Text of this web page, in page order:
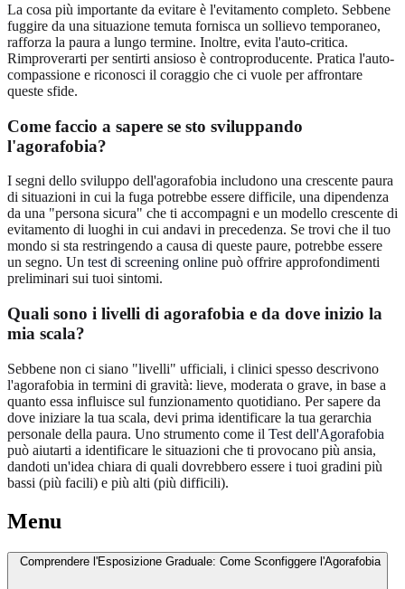
La cosa più importante da evitare è l'evitamento completo. Sebbene
fuggire da una situazione temuta fornisca un sollievo temporaneo,
rafforza la paura a lungo termine. Inoltre, evita l'auto-critica.
Rimproverarti per sentirti ansioso è controproducente. Pratica l'auto-
compassione e riconosci il coraggio che ci vuole per affrontare
queste sfide.
Come faccio a sapere se sto sviluppando
l'agorafobia?
I segni dello sviluppo dell'agorafobia includono una crescente paura
di situazioni in cui la fuga potrebbe essere difficile, una dipendenza
da una "persona sicura" che ti accompagni e un modello crescente di
evitamento di luoghi in cui andavi in precedenza. Se trovi che il tuo
mondo si sta restringendo a causa di queste paure, potrebbe essere
un segno. Un test di screening online può offrire approfondimenti
preliminari sui tuoi sintomi.
Quali sono i livelli di agorafobia e da dove inizio la
mia scala?
Sebbene non ci siano "livelli" ufficiali, i clinici spesso descrivono
l'agorafobia in termini di gravità: lieve, moderata o grave, in base a
quanto essa influisce sul funzionamento quotidiano. Per sapere da
dove iniziare la tua scala, devi prima identificare la tua gerarchia
personale della paura. Uno strumento come il Test dell'Agorafobia
può aiutarti a identificare le situazioni che ti provocano più ansia,
dandoti un'idea chiara di quali dovrebbero essere i tuoi gradini più
bassi (più facili) e più alti (più difficili).
Menu
Comprendere l'Esposizione Graduale: Come Sconfiggere l'Agorafobia